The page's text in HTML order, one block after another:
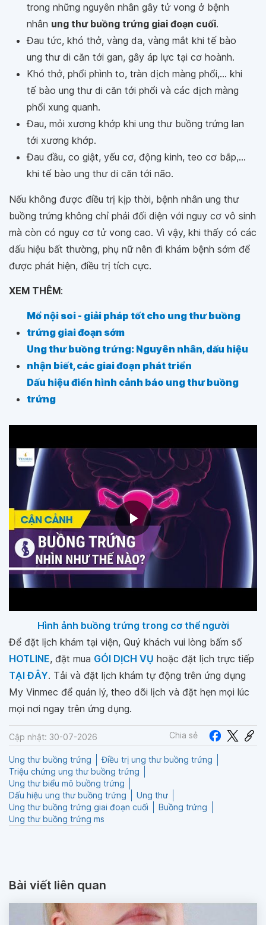
trong những nguyên nhân gây tử vong ở bệnh
nhân ung thư buồng trứng giai đoạn cuối.
Đau tức, khó thở, vàng da, vàng mắt khi tế bào
ung thư di căn tới gan, gây áp lực tại cơ hoành.
Khó thở, phổi phình to, tràn dịch màng phổi,... khi
tế bào ung thư di căn tới phổi và các dịch màng
phổi xung quanh.
Đau, mỏi xương khớp khi ung thư buồng trứng lan
tới xương khớp.
Đau đầu, co giật, yếu cơ, động kinh, teo cơ bắp,...
khi tế bào ung thư di căn tới não.
Nếu không được điều trị kịp thời, bệnh nhân ung thư
buồng trứng không chỉ phải đối diện với nguy cơ vô sinh
mà còn có nguy cơ tử vong cao. Vì vậy, khi thấy có các
dấu hiệu bất thường, phụ nữ nên đi khám bệnh sớm để
được phát hiện, điều trị tích cực.
XEM THÊM:
Mổ nội soi - giải pháp tốt cho ung thư buồng
trứng giai đoạn sớm
Ung thư buồng trứng: Nguyên nhân, dấu hiệu
nhận biết, các giai đoạn phát triển
Dấu hiệu điển hình cảnh báo ung thư buồng
trứng
Hình ảnh buồng trứng trong cơ thể người
Để đặt lịch khám tại viện, Quý khách vui lòng bấm số
HOTLINE, đặt mua GÓI DỊCH VỤ hoặc đặt lịch trực tiếp
TẠI ĐÂY. Tải và đặt lịch khám tự động trên ứng dụng
My Vinmec để quản lý, theo dõi lịch và đặt hẹn mọi lúc
mọi nơi ngay trên ứng dụng.
Cập nhật: 30-07-2026 Chia sẻ
Ung thư buồng trứng
Điều trị ung thư buồng trứng
Triệu chứng ung thư buồng trứng
Ung thư biểu mô buồng trứng
Dấu hiệu ung thư buồng trứng
Ung thư
Ung thư buồng trứng giai đoạn cuối
Buồng trứng
Ung thư buồng trứng ms
Bài viết liên quan